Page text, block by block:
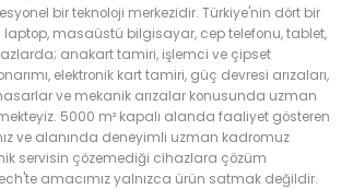
bir teknoloji merkezidir. Türkiye'nin dört bir
masaüstü bilgisayar, cep telefonu, tablet,
anakart tamiri, işlemci ve çipset
elektronik kart tamiri, güç devresi arızaları,
hasarlar ve mekanik arızalar konusunda uzman
5000 m² kapalı alanda faaliyet gösteren
ve alanında deneyimli uzman kadromuz
servisin çözemediği cihazlara çözüm
amacımız yalnızca ürün satmak değildir.